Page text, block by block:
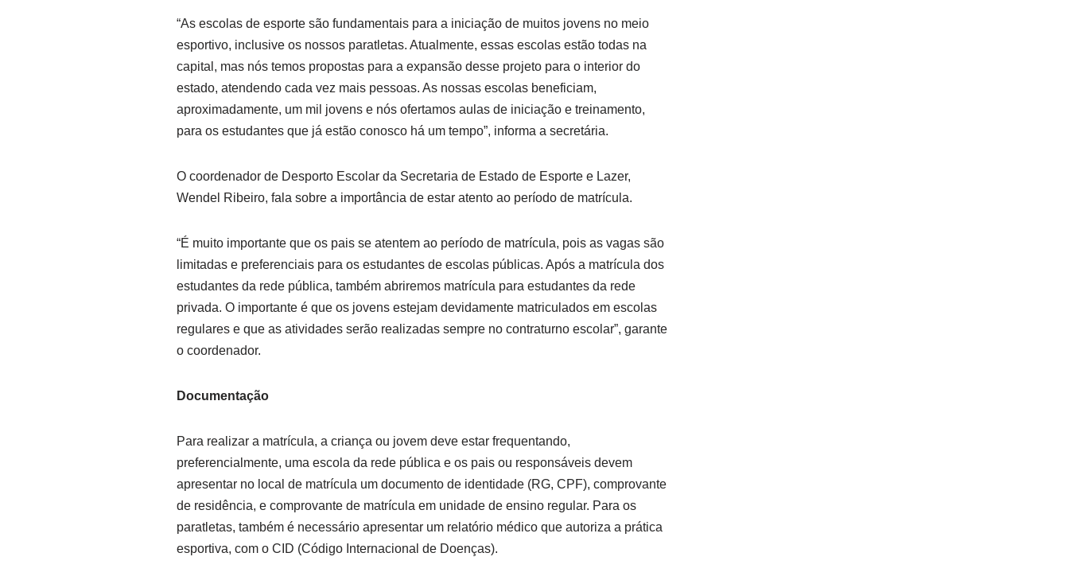
“As escolas de esporte são fundamentais para a iniciação de muitos jovens no meio
esportivo, inclusive os nossos paratletas. Atualmente, essas escolas estão todas na
capital, mas nós temos propostas para a expansão desse projeto para o interior do
estado, atendendo cada vez mais pessoas. As nossas escolas beneficiam,
aproximadamente, um mil jovens e nós ofertamos aulas de iniciação e treinamento,
para os estudantes que já estão conosco há um tempo”, informa a secretária.
O coordenador de Desporto Escolar da Secretaria de Estado de Esporte e Lazer,
Wendel Ribeiro, fala sobre a importância de estar atento ao período de matrícula.
“É muito importante que os pais se atentem ao período de matrícula, pois as vagas são
limitadas e preferenciais para os estudantes de escolas públicas. Após a matrícula dos
estudantes da rede pública, também abriremos matrícula para estudantes da rede
privada. O importante é que os jovens estejam devidamente matriculados em escolas
regulares e que as atividades serão realizadas sempre no contraturno escolar”, garante
o coordenador.
Documentação
Para realizar a matrícula, a criança ou jovem deve estar frequentando,
preferencialmente, uma escola da rede pública e os pais ou responsáveis devem
apresentar no local de matrícula um documento de identidade (RG, CPF), comprovante
de residência, e comprovante de matrícula em unidade de ensino regular. Para os
paratletas, também é necessário apresentar um relatório médico que autoriza a prática
esportiva, com o CID (Código Internacional de Doenças).